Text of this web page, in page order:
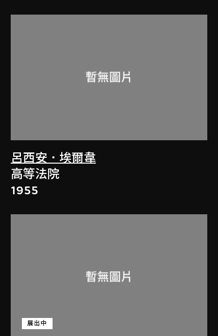
呂西安．埃爾韋
高等法院
1955
展出中